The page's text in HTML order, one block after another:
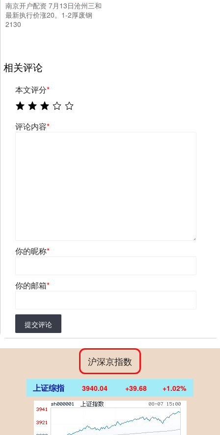
南京开户配资 7月13日沧州三和
最新执行价涨20。1-2厚废钢
2130
相关评论
本文评分*
评论内容*
你的昵称*
你的邮箱*
提交评论
沪深京指数
上证综指 3940.04 +39.68 +1.02%